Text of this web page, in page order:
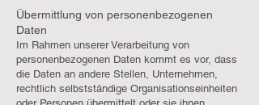
Übermittlung von personenbezogenen
Daten
Im Rahmen unserer Verarbeitung von
personenbezogenen Daten kommt es vor, dass
die Daten an andere Stellen, Unternehmen,
rechtlich selbstständige Organisationseinheiten